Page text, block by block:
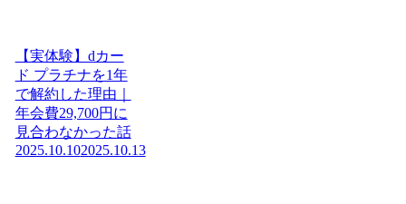
【実体験】dカー
ド プラチナを1年
で解約した理由｜
年会費29,700円に
見合わなかった話
2025.10.102025.10.13